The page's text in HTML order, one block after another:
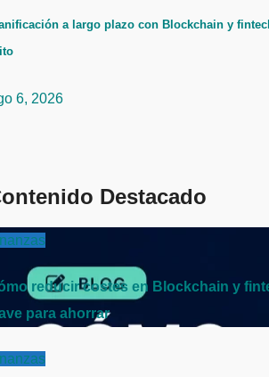
a largo plazo con Blockchain y
6, 2026
Destacado
reducir costes en Blockchain y
para ahorrar